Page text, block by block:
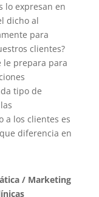
lo expresan en
dicho al
para
clientes?
le prepara para
tipo de
a los clientes es
diferencia en
/ Marketing